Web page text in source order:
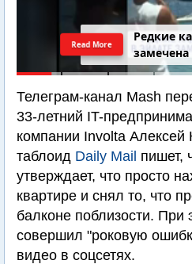
Редкие
Read More
Телеграм-канал Mash
33-летний IT-
компании Involta Алексей
таблоид Daily Mail пишет,
утверждает, что просто
квартире и снял то, что
балконе поблизости. При
совершил "роковую
видео в соцсетях.